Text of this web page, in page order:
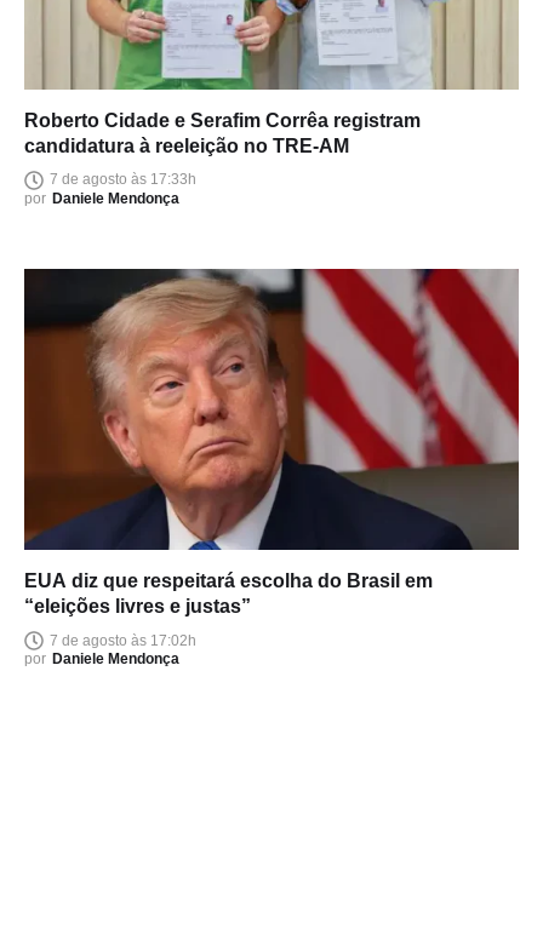
Roberto Cidade e Serafim Corrêa registram
candidatura à reeleição no TRE-AM
7 de agosto às 17:33h
por Daniele Mendonça
EUA diz que respeitará escolha do Brasil em
“eleições livres e justas”
7 de agosto às 17:02h
por Daniele Mendonça